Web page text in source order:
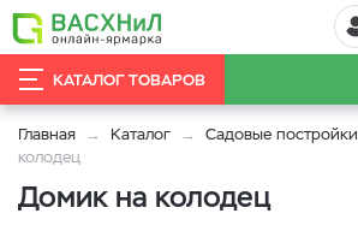
КАТАЛОГ ТОВАРОВ
Главная Каталог Садовые постройки
колодец
Домик на колодец